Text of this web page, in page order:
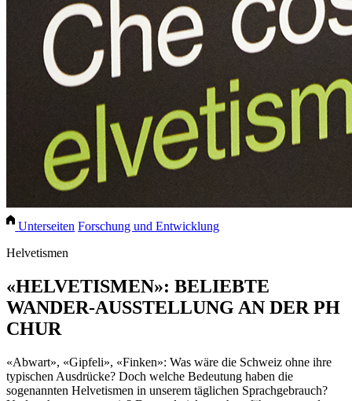
Unterseiten Forschung und Entwicklung
Helvetismen
«HELVETISMEN»: BELIEBTE
WANDER-AUSSTELLUNG AN DER PH
CHUR
«Abwart», «Gipfeli», «Finken»: Was wäre die Schweiz ohne ihre
typischen Ausdrücke? Doch welche Bedeutung haben die
sogenannten Helvetismen in unserem täglichen Sprachgebrauch?